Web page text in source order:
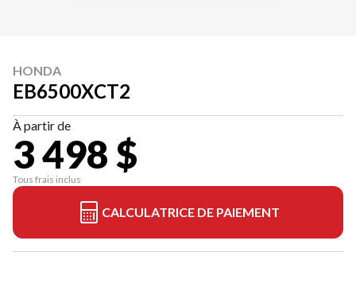
HONDA
EB6500XCT2
À partir de
3 498 $
Tous frais inclus
CALCULATRICE DE PAIEMENT